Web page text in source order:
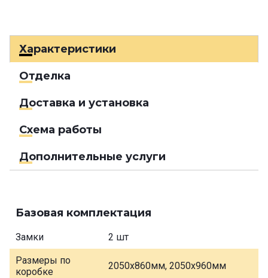
Характеристики
Отделка
Доставка и установка
Схема работы
Дополнительные услуги
Базовая комплектация
Замки 2 шт
Размеры по
коробке
2050х860мм, 2050х960мм